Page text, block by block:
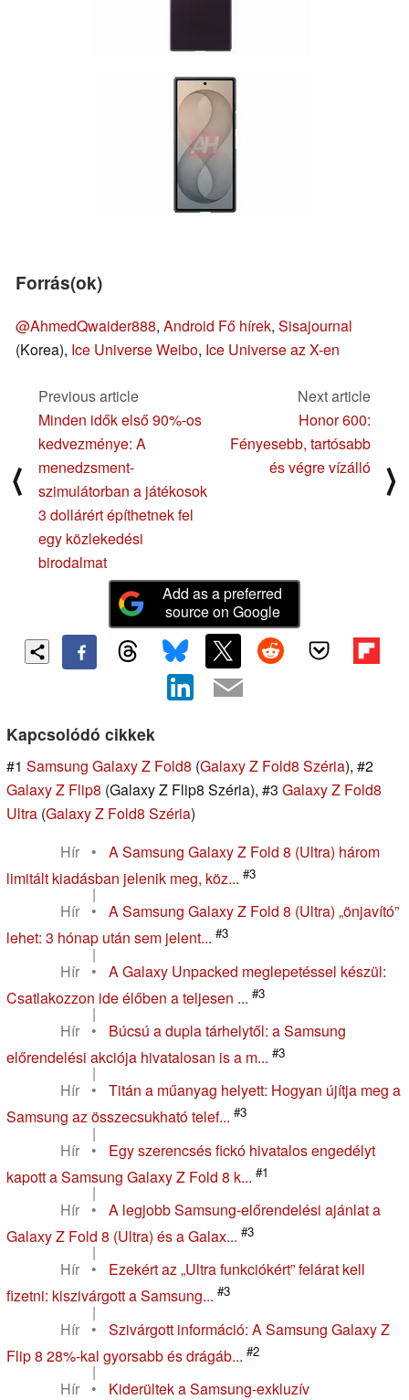
Forrás(ok)
@AhmedQwaider888, Android Fő hírek, Sisajournal
(Korea), Ice Universe Weibo, Ice Universe az X-en
⟨
Previous article
Minden idők első 90%-os
kedvezménye: A
menedzsment-
szimulátorban a játékosok
3 dollárért építhetnek fel
egy közlekedési
birodalmat
Next article
Honor 600:
Fényesebb, tartósabb
és végre vízálló
⟩
Add as a preferred
source on Google
Kapcsolódó cikkek
#1 Samsung Galaxy Z Fold8 (Galaxy Z Fold8 Széria), #2
Galaxy Z Flip8 (Galaxy Z Flip8 Széria), #3 Galaxy Z Fold8
Ultra (Galaxy Z Fold8 Széria)
Hír
•
A Samsung Galaxy Z Fold 8 (Ultra) három
limitált kiadásban jelenik meg, köz... #3
|
Hír
•
A Samsung Galaxy Z Fold 8 (Ultra) „önjavító”
lehet: 3 hónap után sem jelent... #3
|
Hír
•
A Galaxy Unpacked meglepetéssel készül:
Csatlakozzon ide élőben a teljesen ... #3
|
Hír
•
Búcsú a dupla tárhelytől: a Samsung
előrendelési akciója hivatalosan is a m... #3
|
Hír
•
Titán a műanyag helyett: Hogyan újítja meg a
Samsung az összecsukható telef... #3
|
Hír
•
Egy szerencsés fickó hivatalos engedélyt
kapott a Samsung Galaxy Z Fold 8 k... #1
|
Hír
•
A legjobb Samsung-előrendelési ajánlat a
Galaxy Z Fold 8 (Ultra) és a Galax... #3
|
Hír
•
Ezekért az „Ultra funkciókért” felárat kell
fizetni: kiszivárgott a Samsung... #3
|
Hír
•
Szivárgott információ: A Samsung Galaxy Z
Flip 8 28%-kal gyorsabb és drágáb... #2
|
Hír
•
Kiderültek a Samsung-exkluzív